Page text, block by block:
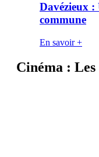
Davézieux :
commune
En savoir +
Cinéma : Les